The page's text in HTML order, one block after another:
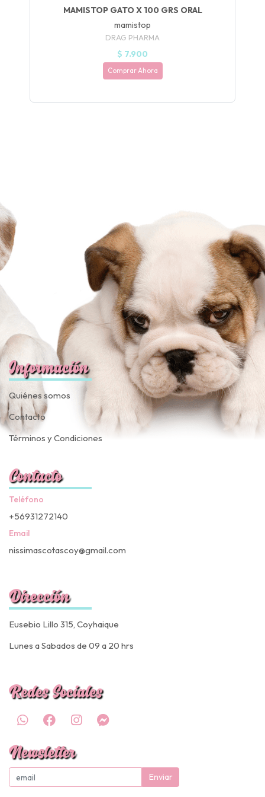
MAMISTOP GATO X 100 GRS ORAL
mamistop
DRAG PHARMA
$ 7.900
Comprar Ahora
Información
Quiénes somos
Contacto
Términos y Condiciones
Contacto
Teléfono
+56931272140
Email
nissimascotascoy@gmail.com
Dirección
Eusebio Lillo 315, Coyhaique
Lunes a Sabados de 09 a 20 hrs
Redes Sociales
Newsletter
Enviar